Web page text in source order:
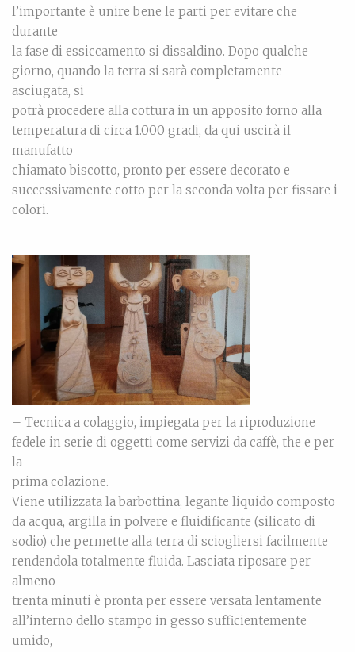
l’importante è unire bene le parti per evitare che
durante
la fase di essiccamento si dissaldino. Dopo qualche
giorno, quando la terra si sarà completamente
asciugata, si
potrà procedere alla cottura in un apposito forno alla
temperatura di circa 1.000 gradi, da qui uscirà il
manufatto
chiamato biscotto, pronto per essere decorato e
successivamente cotto per la seconda volta per fissare i
colori.
– Tecnica a colaggio, impiegata per la riproduzione
fedele in serie di oggetti come servizi da caffè, the e per
la
prima colazione.
Viene utilizzata la barbottina, legante liquido composto
da acqua, argilla in polvere e fluidificante (silicato di
sodio) che permette alla terra di sciogliersi facilmente
rendendola totalmente fluida. Lasciata riposare per
almeno
trenta minuti è pronta per essere versata lentamente
all’interno dello stampo in gesso sufficientemente
umido,